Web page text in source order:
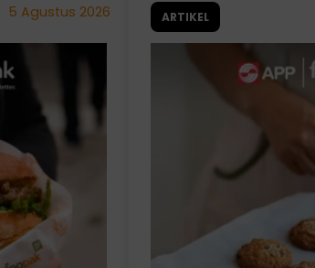
5 Agustus 2026 ARTIKEL